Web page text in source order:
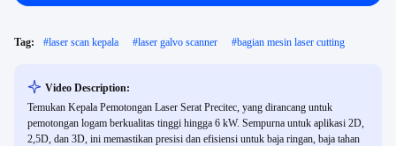
Tag: #laser scan kepala #laser galvo scanner #bagian mesin laser cutting
Video Description:
Temukan Kepala Pemotongan Laser Serat Precitec, yang dirancang untuk
pemotongan logam berkualitas tinggi hingga 6 kW. Sempurna untuk aplikasi 2D,
2,5D, dan 3D, ini memastikan presisi dan efisiensi untuk baja ringan, baja tahan